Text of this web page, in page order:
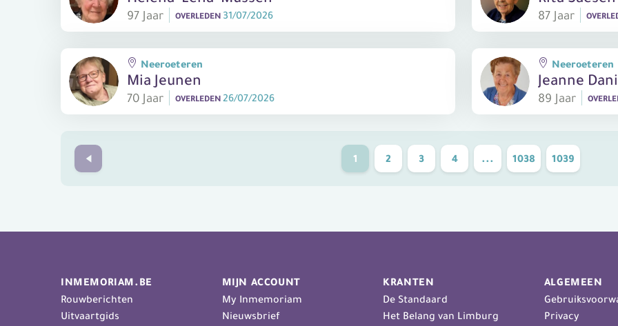
97 Jaar OVERLEDEN 31/07/2026 87 Jaar
Mia Jeunen
70 Jaar
Neeroeteren
OVERLEDEN 26/07/2026
Jeanne
89 Jaar
Neeroeteren
Prev 1 2 3 4 ... 1038 1039
INMEMORIAM.BE
Rouwberichten
Uitvaartgids
MIJN ACCOUNT
My Inmemoriam
Nieuwsbrief
KRANTEN
De Standaard
Het Belang van Limburg
ALGEMEEN
Privacy